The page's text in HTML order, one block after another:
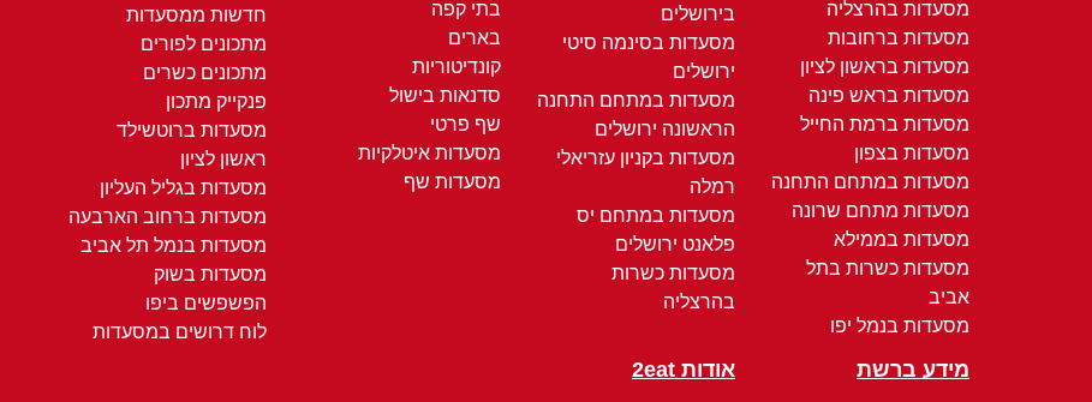
מסעדות בהרצליה
מסעדות ברחובות
מסעדות בראשון לציון
מסעדות בראש פינה
מסעדות ברמת החייל
מסעדות בצפון
מסעדות במתחם התחנה
מסעדות מתחם שרונה
מסעדות בממילא
מסעדות כשרות בתל
אביב
מסעדות בנמל יפו
בירושלים
מסעדות בסינמה סיטי
ירושלים
מסעדות במתחם התחנה
הראשונה ירושלים
מסעדות בקניון עזריאלי
רמלה
מסעדות במתחם יס
פלאנט ירושלים
מסעדות כשרות
בהרצליה
בתי קפה
בארים
קונדיטוריות
סדנאות בישול
שף פרטי
מסעדות איטלקיות
מסעדות שף
חדשות ממסעדות
מתכונים לפורים
מתכונים כשרים
פנקייק מתכון
מסעדות ברוטשילד
ראשון לציון
מסעדות בגליל העליון
מסעדות ברחוב הארבעה
מסעדות בנמל תל אביב
מסעדות בשוק
הפשפשים ביפו
לוח דרושים במסעדות
מידע ברשת אודות 2eat